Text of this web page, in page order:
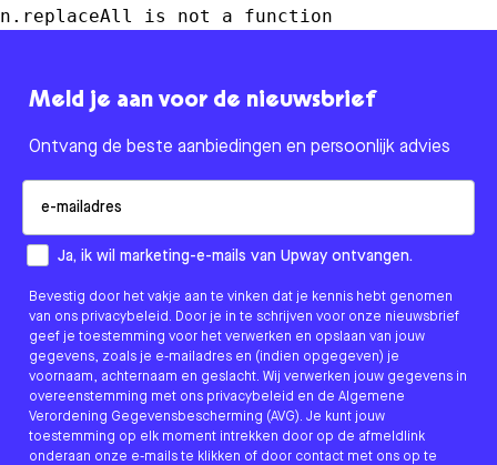
n.replaceAll is not a function
Meld je aan voor de nieuwsbrief
Ontvang de beste aanbiedingen en persoonlijk advies
How would you like to hear from us?
Ja, ik wil marketing-e-mails van Upway ontvangen.
Bevestig door het vakje aan te vinken dat je kennis hebt genomen
van ons privacybeleid. Door je in te schrijven voor onze nieuwsbrief
geef je toestemming voor het verwerken en opslaan van jouw
gegevens, zoals je e-mailadres en (indien opgegeven) je
voornaam, achternaam en geslacht. Wij verwerken jouw gegevens in
overeenstemming met ons privacybeleid en de Algemene
Verordening Gegevensbescherming (AVG). Je kunt jouw
toestemming op elk moment intrekken door op de afmeldlink
onderaan onze e-mails te klikken of door contact met ons op te